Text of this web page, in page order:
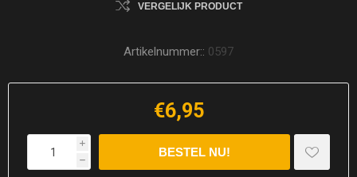
VERGELIJK PRODUCT
Artikelnummer:: 0597
€6,95
i
h